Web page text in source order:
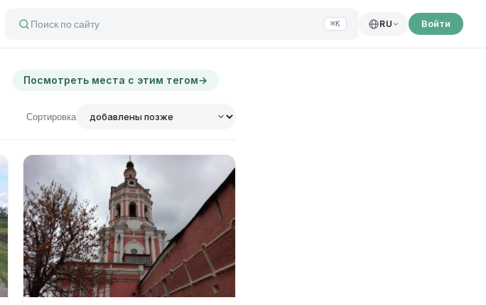
Поиск по сайту ⌘K RU Войти
Посмотреть места с этим тегом→
Сортировка